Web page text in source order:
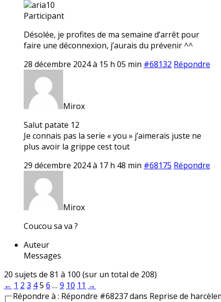
aria10
Participant
Désolée, je profites de ma semaine d’arrêt pour
faire une déconnexion, j’aurais du prévenir ^^
28 décembre 2024 à 15 h 05 min #68132 Répondre
Mirox
Salut patate 12
Je connais pas la serie « you » j’aimerais juste ne
plus avoir la grippe cest tout
29 décembre 2024 à 17 h 48 min #68175 Répondre
Mirox
Coucou sa va ?
Auteur
Messages
20 sujets de 81 à 100 (sur un total de 208)
← 1 2 3 45 6 … 9 10 11 →
Répondre à : Répondre #68237 dans Reprise de